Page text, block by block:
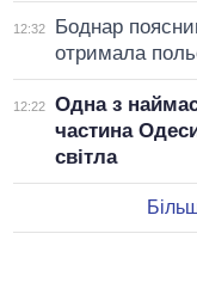
12:32
Боднар
отримала
12:22
Одна з
частина
світла